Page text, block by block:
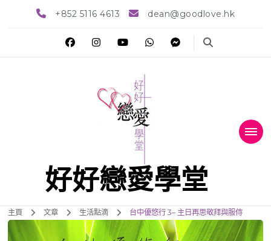
+852 5116 4613 dean@goodlove.hk
好好戀愛學堂
主頁 文章 生活點滴 台中優悠行 3– 主日再思敬拜與服侍